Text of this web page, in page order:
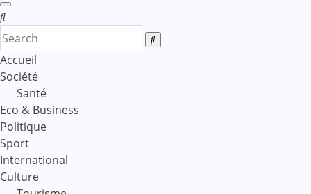
Accueil
Société
Santé
Eco & Business
Politique
Sport
International
Culture